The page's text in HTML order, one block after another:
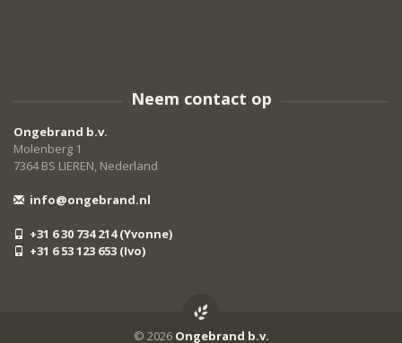
Neem contact op
Ongebrand b.v.
Molenberg 1
7364 BS LIEREN, Nederland
info@ongebrand.nl
+31 6 30 734 214 (Yvonne)
+31 6 53 123 653 (Ivo)
© 2026 Ongebrand b.v.